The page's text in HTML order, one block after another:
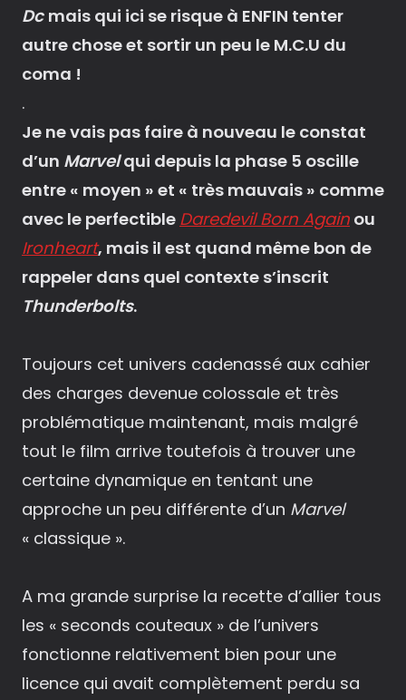
Dc mais qui ici se risque à ENFIN tenter
autre chose et sortir un peu le M.C.U du
coma !
.
Je ne vais pas faire à nouveau le constat
d’un Marvelqui depuis la phase 5 oscille
entre « moyen » et « très mauvais » comme
avec le perfectible Daredevil Born Again ou
Ironheart, mais il est quand même bon de
rappeler dans quel contexte s’inscrit
Thunderbolts.
Toujours cet univers cadenassé aux cahier
des charges devenue colossale et très
problématique maintenant, mais malgré
tout le film arrive toutefois à trouver une
certaine dynamique en tentant une
approche un peu différente d’un Marvel
« classique ».
A ma grande surprise la recette d’allier tous
les « seconds couteaux » de l’univers
fonctionne relativement bien pour une
licence qui avait complètement perdu sa